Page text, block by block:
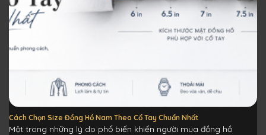
Cách Chọn Size Đồng Hồ Nam Theo Cổ Tay Chuẩn Nhất
Một trong những lý do phổ biến khiến người mua đồng hồ